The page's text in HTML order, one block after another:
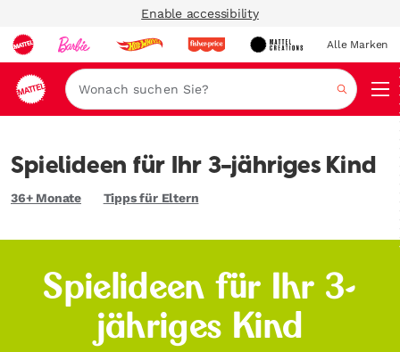
Enable accessibility
Alle Marken
Suche
Spielideen für Ihr 3-jähriges Kind
36+ Monate Tipps für Eltern
Spielideen für Ihr 3-
jähriges Kind